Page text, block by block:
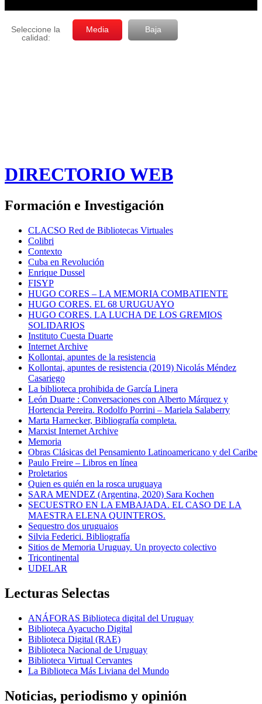
DIRECTORIO WEB
Formación e Investigación
CLACSO Red de Bibliotecas Virtuales
Colibri
Contexto
Cuba en Revolución
Enrique Dussel
FISYP
HUGO CORES – LA MEMORIA COMBATIENTE
HUGO CORES. EL 68 URUGUAYO
HUGO CORES. LA LUCHA DE LOS GREMIOS
SOLIDARIOS
Instituto Cuesta Duarte
Internet Archive
Kollontai, apuntes de la resistencia
Kollontai, apuntes de resistencia (2019) Nicolás Méndez
Casariego
La biblioteca prohibida de García Linera
León Duarte : Conversaciones con Alberto Márquez y
Hortencia Pereira. Rodolfo Porrini – Mariela Salaberry
Marta Harnecker, Bibliografía completa.
Marxist Internet Archive
Memoria
Obras Clásicas del Pensamiento Latinoamericano y del Caribe
Paulo Freire – Libros en línea
Proletarios
Quien es quién en la rosca uruguaya
SARA MENDEZ (Argentina, 2020) Sara Kochen
SECUESTRO EN LA EMBAJADA. EL CASO DE LA
MAESTRA ELENA QUINTEROS.
Sequestro dos uruguaios
Silvia Federici. Bibliografía
Sitios de Memoria Uruguay. Un proyecto colectivo
Tricontinental
UDELAR
Lecturas Selectas
ANÁFORAS Biblioteca digital del Uruguay
Biblioteca Ayacucho Digital
Biblioteca Digital (RAE)
Biblioteca Nacional de Uruguay
Biblioteca Virtual Cervantes
La Biblioteca Más Liviana del Mundo
Noticias, periodismo y opinión